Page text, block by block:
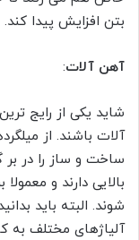
بتن افزایش پیدا کند.
آهن آلات:
شاید یکی از رایج
آلات باشند. از
ساخت و ساز را در
بالایی دارند و
شوند. البته باید
آلیاژهای مختلف به